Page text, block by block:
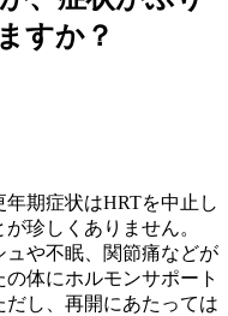
すか？
年期症状はHRTを中止し
珍しくありません。
や不眠、関節痛などが
体にホルモンサポート
し、再開にあたっては